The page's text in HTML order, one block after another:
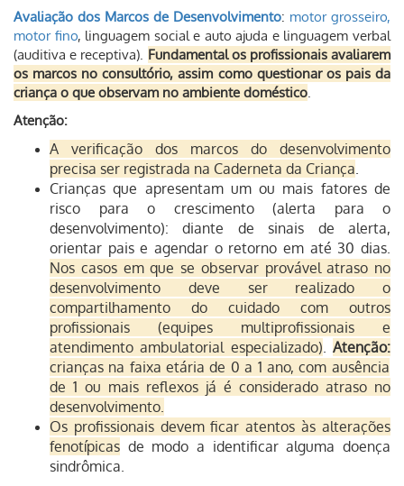
Avaliação dos Marcos de Desenvolvimento: motor grosseiro,
motor fino, linguagem social e auto ajuda e linguagem verbal
(auditiva e receptiva). Fundamental os profissionais avaliarem
os marcos no consultório, assim como questionar os pais da
criança o que observam no ambiente doméstico.
Atenção:
A verificação dos marcos do desenvolvimento
precisa ser registrada na Caderneta da Criança.
Crianças que apresentam um ou mais fatores de
risco para o crescimento (alerta para o
desenvolvimento): diante de sinais de alerta,
orientar pais e agendar o retorno em até 30 dias.
Nos casos em que se observar provável atraso no
desenvolvimento deve ser realizado o
compartilhamento do cuidado com outros
profissionais (equipes multiprofissionais e
atendimento ambulatorial especializado).Atenção:
crianças na faixa etária de 0 a 1 ano, com ausência
de 1 ou mais reflexos já é considerado atraso no
desenvolvimento.
Os profissionais devem ficar atentos às alterações
fenotípicas de modo a identificar alguma doença
sindrômica.